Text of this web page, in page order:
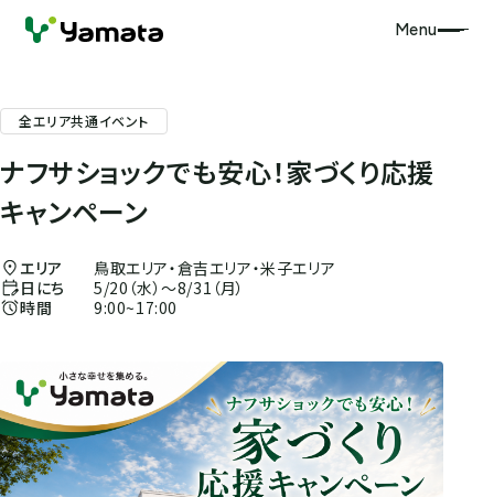
Menu
全エリア共通イベント
ナフサショックでも安心！家づくり応援
キャンペーン
エリア
鳥取エリア・倉吉エリア・米子エリア
日にち
5/20（水）〜8/31（月）
時間
9:00~17:00